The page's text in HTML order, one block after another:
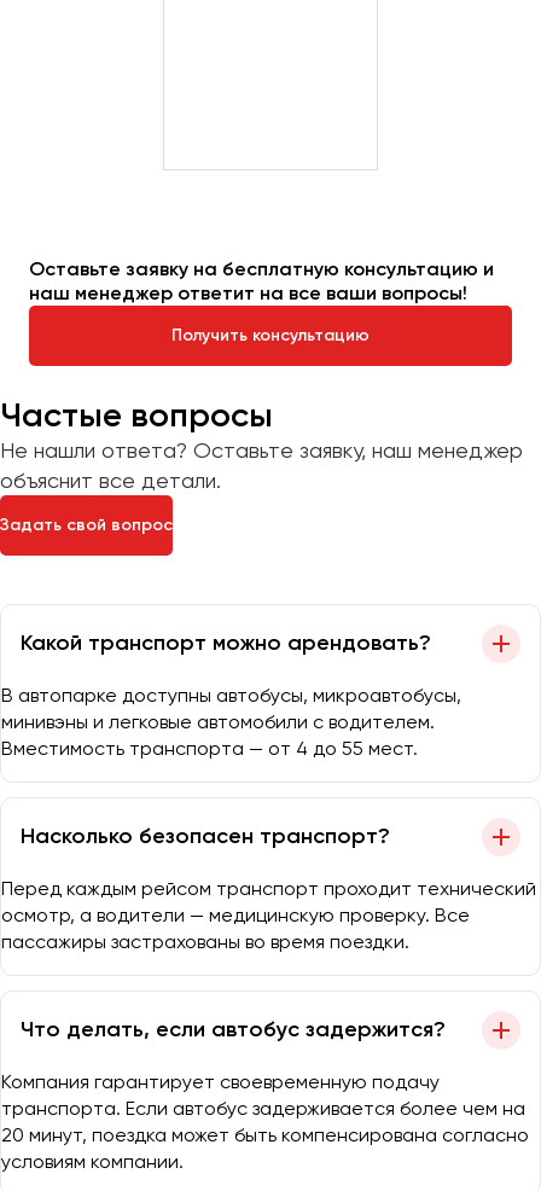
Оставьте заявку на бесплатную консультацию и
наш менеджер ответит на все ваши вопросы!
Получить консультацию
Частые вопросы
Не нашли ответа? Оставьте заявку, наш менеджер
объяснит все детали.
Задать свой вопрос
Какой транспорт можно арендовать?
В автопарке доступны автобусы, микроавтобусы,
минивэны и легковые автомобили с водителем.
Вместимость транспорта — от 4 до 55 мест.
Насколько безопасен транспорт?
Перед каждым рейсом транспорт проходит технический
осмотр, а водители — медицинскую проверку. Все
пассажиры застрахованы во время поездки.
Что делать, если автобус задержится?
Компания гарантирует своевременную подачу
транспорта. Если автобус задерживается более чем на
20 минут, поездка может быть компенсирована согласно
условиям компании.